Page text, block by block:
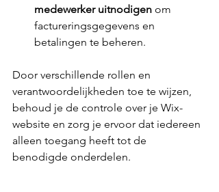
medewerker uitnodigen om
factureringsgegevens en
betalingen te beheren.
Door verschillende rollen en
verantwoordelijkheden toe te wijzen,
behoud je de controle over je Wix-
website en zorg je ervoor dat iedereen
alleen toegang heeft tot de
benodigde onderdelen.